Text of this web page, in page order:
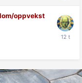
oppvekst